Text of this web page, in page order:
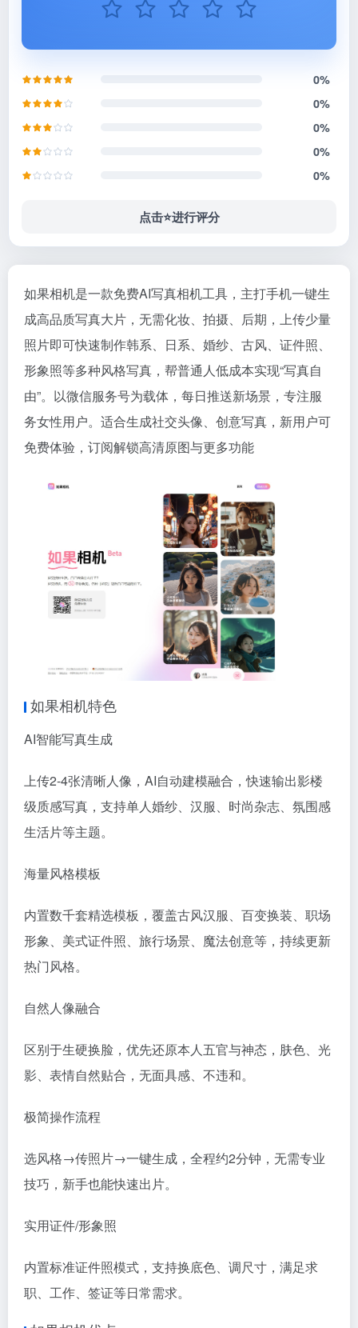
0%
0%
0%
0%
0%
点击⭐️进行评分
如果相机是一款免费AI写真相机工具，主打手机一键生
成高品质写真大片，无需化妆、拍摄、后期，上传少量
照片即可快速制作韩系、日系、婚纱、古风、证件照、
形象照等多种风格写真，帮普通人低成本实现“写真自
由”。以微信服务号为载体，每日推送新场景，专注服
务女性用户。适合生成社交头像、创意写真，新用户可
免费体验，订阅解锁高清原图与更多功能
如果相机特色
AI智能写真生成
上传2-4张清晰人像，AI自动建模融合，快速输出影楼
级质感写真，支持单人婚纱、汉服、时尚杂志、氛围感
生活片等主题。
海量风格模板
内置数千套精选模板，覆盖古风汉服、百变换装、职场
形象、美式证件照、旅行场景、魔法创意等，持续更新
热门风格。
自然人像融合
区别于生硬换脸，优先还原本人五官与神态，肤色、光
影、表情自然贴合，无面具感、不违和。
极简操作流程
选风格→传照片→一键生成，全程约2分钟，无需专业
技巧，新手也能快速出片。
实用证件/形象照
内置标准证件照模式，支持换底色、调尺寸，满足求
职、工作、签证等日常需求。